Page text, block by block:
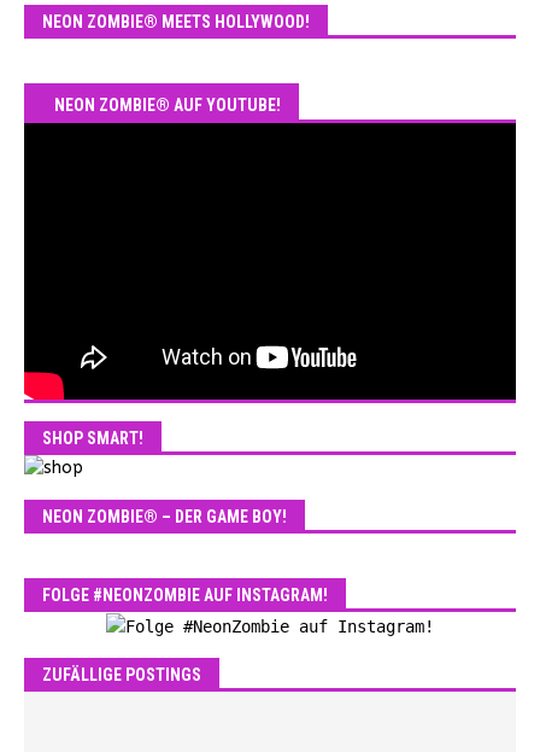
NEON ZOMBIE® MEETS HOLLYWOOD!
NEON ZOMBIE® AUF YOUTUBE!
SHOP SMART!
NEON ZOMBIE® – DER GAME BOY!
FOLGE #NEONZOMBIE AUF INSTAGRAM!
ZUFÄLLIGE POSTINGS